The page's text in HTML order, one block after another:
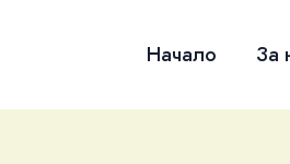
Начало За